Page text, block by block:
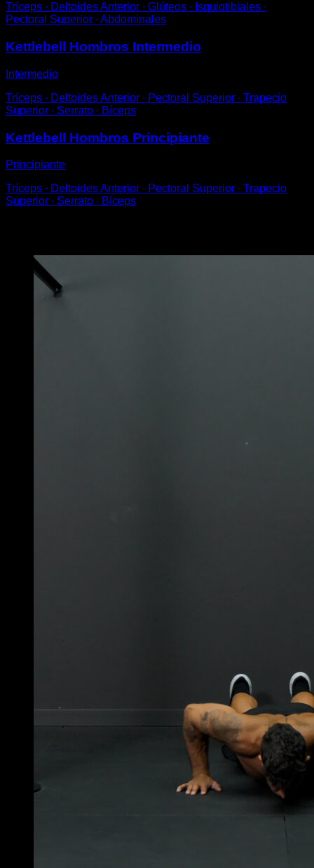
Tríceps ∙ Deltoides Anterior ∙ Glúteos ∙ Isquiotibiales ∙
Pectoral Superior ∙ Abdominales
Kettlebell Hombros Intermedio
Intermedio
Tríceps ∙ Deltoides Anterior ∙ Pectoral Superior ∙ Trapecio
Superior ∙ Serrato ∙ Bíceps
Kettlebell Hombros Principiante
Principiante
Tríceps ∙ Deltoides Anterior ∙ Pectoral Superior ∙ Trapecio
Superior ∙ Serrato ∙ Bíceps